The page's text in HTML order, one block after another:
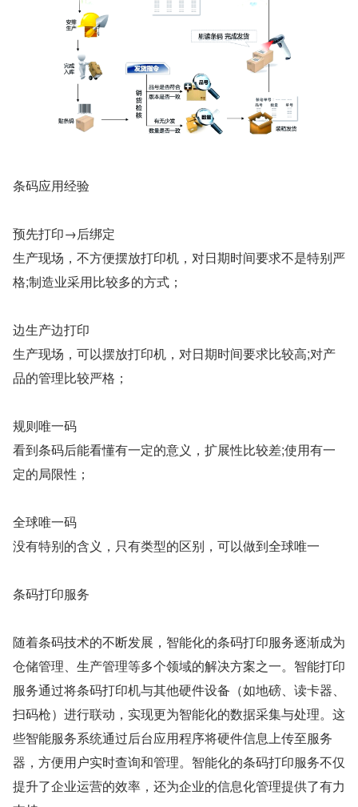
条码应用经验
预先打印→后绑定
生产现场，不方便摆放打印机，对日期时间要求不是特别严
格;制造业采用比较多的方式；
边生产边打印
生产现场，可以摆放打印机，对日期时间要求比较高;对产
品的管理比较严格；
规则唯一码
看到条码后能看懂有一定的意义，扩展性比较差;使用有一
定的局限性；
全球唯一码
没有特别的含义，只有类型的区别，可以做到全球唯一
条码打印服务
随着条码技术的不断发展，智能化的条码打印服务逐渐成为
仓储管理、生产管理等多个领域的解决方案之一。智能打印
服务通过将条码打印机与其他硬件设备（如地磅、读卡器、
扫码枪）进行联动，实现更为智能化的数据采集与处理。这
些智能服务系统通过后台应用程序将硬件信息上传至服务
器，方便用户实时查询和管理。智能化的条码打印服务不仅
提升了企业运营的效率，还为企业的信息化管理提供了有力